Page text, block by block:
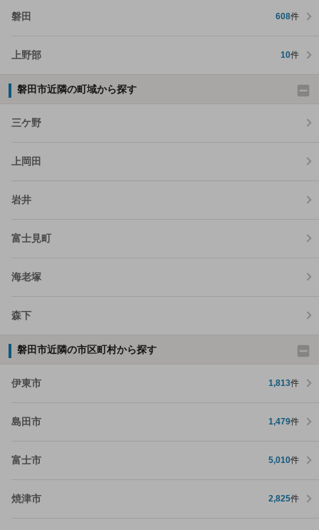
磐田 608件
上野部 10件
磐田市近隣の町域から探す
三ケ野
上岡田
岩井
富士見町
海老塚
森下
磐田市近隣の市区町村から探す
伊東市 1,813件
島田市 1,479件
富士市 5,010件
焼津市 2,825件